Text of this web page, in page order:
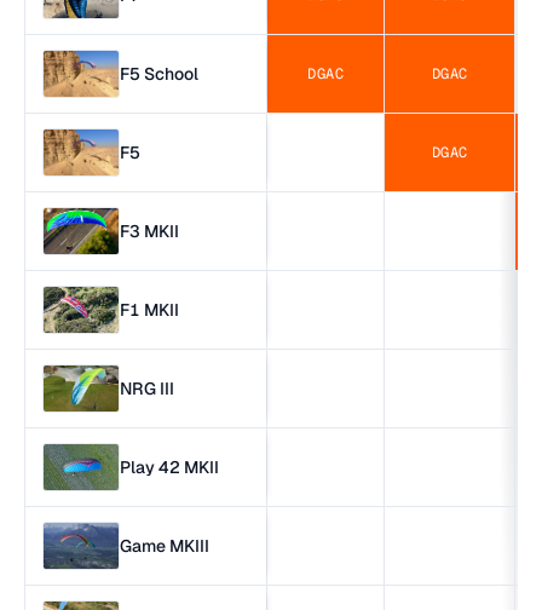
F5 School DGAC DGAC
F5 DGAC
F3 MKII
F1 MKII
NRG III
Play 42 MKII
Game MKIII